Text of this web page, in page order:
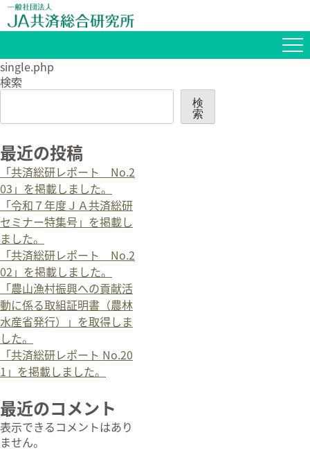
single.php
検索
検
索
最近の投稿
「共済総研レポート No.2
03」を掲載しました。
「令和７年度ＪＡ共済総研
セミナー特集号」を掲載し
ました。
「共済総研レポート No.2
02」を掲載しました。
「農山漁村振興への貢献活
動に係る取組証明書（農林
水産省発行）」を取得しま
した。
「共済総研レポート No.20
1」を掲載しました。
最近のコメント
表示できるコメントはあり
ません。